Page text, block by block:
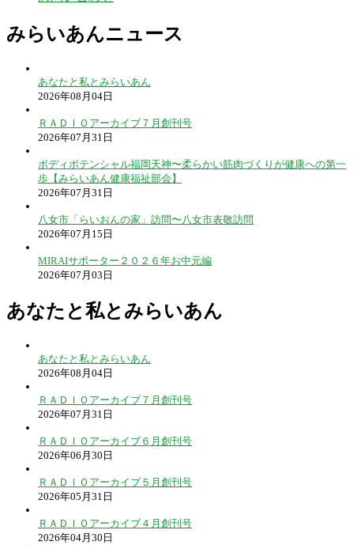
みらいあんニュース
あなたと私とみらいあん
2026年08月04日
ＲＡＤＩＯアーカイブ７月創刊号
2026年07月31日
ボディポテンシャル福岡天神〜柔らかい筋肉づくりが健康への第一
歩【みらいあん健康福祉部会】
2026年07月31日
八女市「らいおんの家」訪問〜八女市表敬訪問
2026年07月15日
MIRAIサポーター２０２６年お中元編
2026年07月03日
あなたと私とみらいあん
あなたと私とみらいあん
2026年08月04日
ＲＡＤＩＯアーカイブ７月創刊号
2026年07月31日
ＲＡＤＩＯアーカイブ６月創刊号
2026年06月30日
ＲＡＤＩＯアーカイブ５月創刊号
2026年05月31日
ＲＡＤＩＯアーカイブ４月創刊号
2026年04月30日